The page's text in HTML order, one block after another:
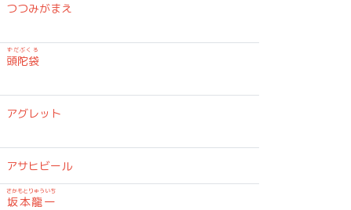
つつみがまえ
頭陀袋
ずだぶくろ
アグレット
アサヒビール
坂本龍一
さかもとりゅういち